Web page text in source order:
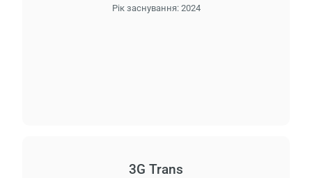
Рік заснування: 2024
3G Trans